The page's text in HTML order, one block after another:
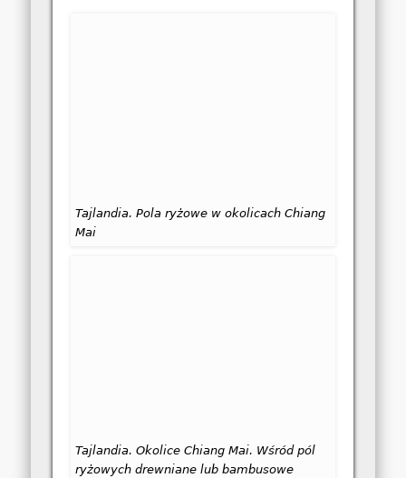
Tajlandia. Pola ryżowe w okolicach Chiang
Mai
Tajlandia. Okolice Chiang Mai. Wśród pól
ryżowych drewniane lub bambusowe